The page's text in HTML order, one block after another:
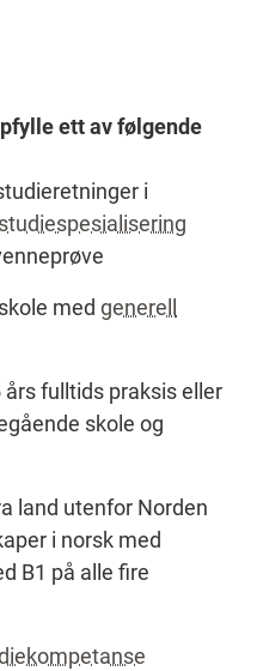
ett av følgende
i
studiespesialisering
med generell
fulltids praksis eller
skole og
land utenfor Norden
i norsk med
B1 på alle fire